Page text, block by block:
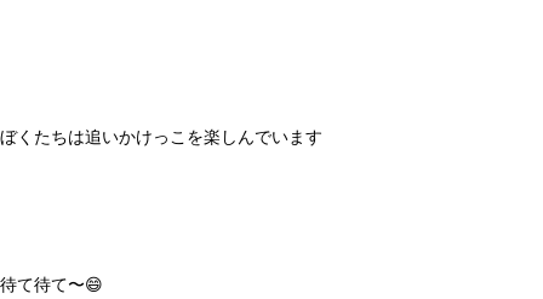
ぼくたちは追いかけっこを楽しんでいます
待て待て〜😄